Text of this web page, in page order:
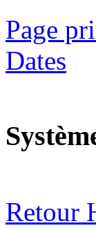
Page
Dates
Retour